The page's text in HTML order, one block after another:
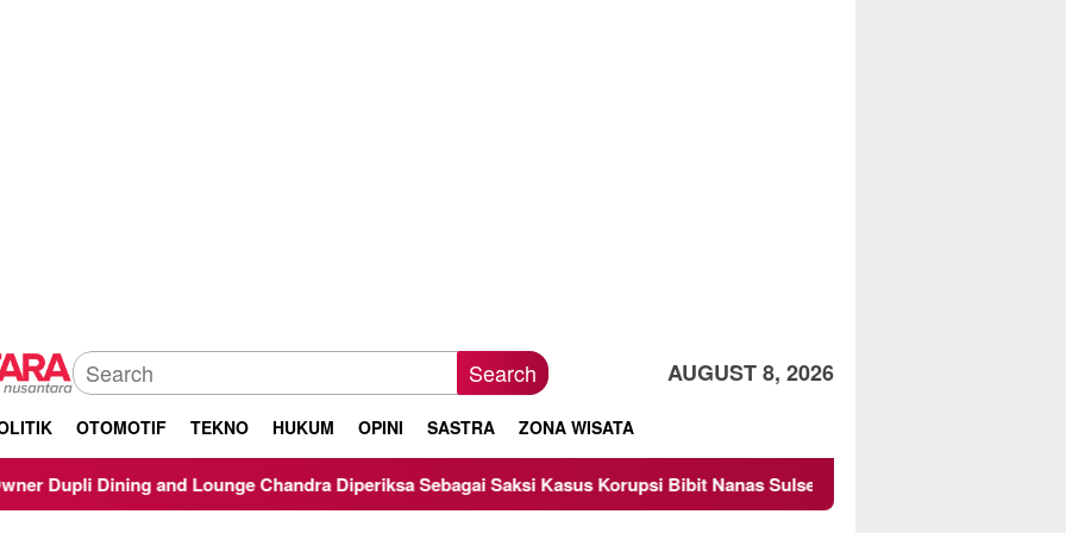
Search AUGUST 8, 2026
OTOMOTIF TEKNO HUKUM OPINI SASTRA ZONA WISATA
Lounge Chandra Diperiksa Sebagai Saksi Kasus Korupsi Bibit Nanas Sulsel Rp 52,4 Miliar